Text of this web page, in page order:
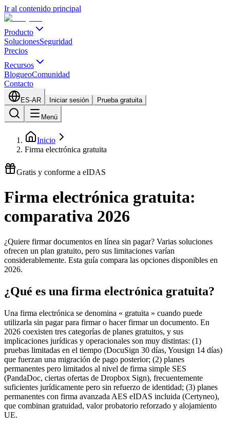
Ir al contenido principal
Producto
SolucionesSeguridad
Precios
Recursos
BlogueoComunidad
Contacto
ES-AR Iniciar sesión Prueba gratuita
Menú
Inicio
Firma electrónica gratuita
Gratis y conforme a eIDAS
Firma electrónica gratuita:
comparativa 2026
¿Quiere firmar documentos en línea sin pagar? Varias soluciones
ofrecen un plan gratuito, pero sus limitaciones varían
considerablemente. Esta guía compara las opciones disponibles en
2026.
¿Qué es una firma electrónica gratuita?
Una firma electrónica se denomina « gratuita » cuando puede
utilizarla sin pagar para firmar o hacer firmar un documento. En
2026 coexisten tres categorías de planes gratuitos, y sus
implicaciones jurídicas y operacionales son muy distintas: (1)
pruebas limitadas en el tiempo (DocuSign 30 días, Yousign 14 días)
que fuerzan una migración de pago posterior; (2) planes
permanentes pero limitados al nivel de firma simple SES
(PandaDoc, ciertas ofertas de Dropbox Sign), frecuentemente
suficientes jurídicamente pero sin refuerzo de identidad; (3) planes
permanentes con firma avanzada AES eIDAS incluida (Certyneo),
que combinan gratuidad, valor probatorio reforzado y alojamiento
UE.